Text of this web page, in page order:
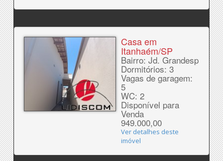
Casa em
Itanhaém/SP
Bairro: Jd. Grandesp
Dormitórios: 3
Vagas de garagem:
5
WC: 2
Disponível para
Venda
949.000,00
Ver detalhes deste
imóvel